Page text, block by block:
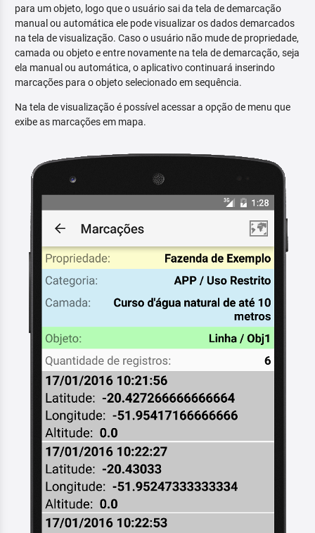
para um objeto, logo que o usuário sai da tela de demarcação
manual ou automática ele pode visualizar os dados demarcados
na tela de visualização. Caso o usuário não mude de propriedade,
camada ou objeto e entre novamente na tela de demarcação, seja
ela manual ou automática, o aplicativo continuará inserindo
marcações para o objeto selecionado em sequência.
Na tela de visualização é possível acessar a opção de menu que
exibe as marcações em mapa.